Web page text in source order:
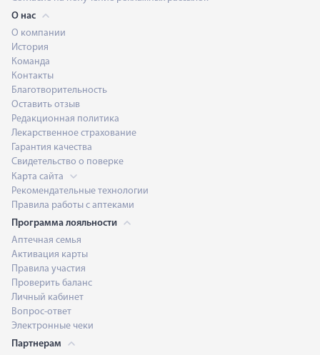
О нас
О компании
История
Команда
Контакты
Благотворительность
Оставить отзыв
Редакционная политика
Лекарственное страхование
Гарантия качества
Свидетельство о поверке
Карта сайта
Рекомендательные технологии
Правила работы с аптеками
Программа лояльности
Аптечная семья
Активация карты
Правила участия
Проверить баланс
Личный кабинет
Вопрос-ответ
Электронные чеки
Партнерам